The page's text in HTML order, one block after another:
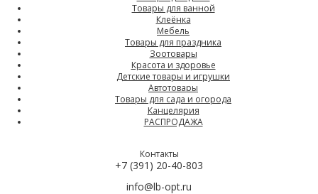
Товары для ванной
Клеёнка
Мебель
Товары для праздника
Зоотовары
Красота и здоровье
Детские товары и игрушки
Автотовары
Товары для сада и огорода
Канцелярия
РАСПРОДАЖА
Контакты
+7 (391) 20-40-803
info@lb-opt.ru